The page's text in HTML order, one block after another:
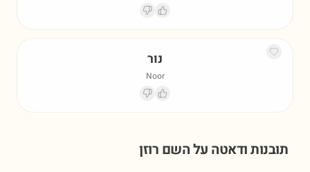
נור
Noor
תובנות ודאטה על השם רוזן